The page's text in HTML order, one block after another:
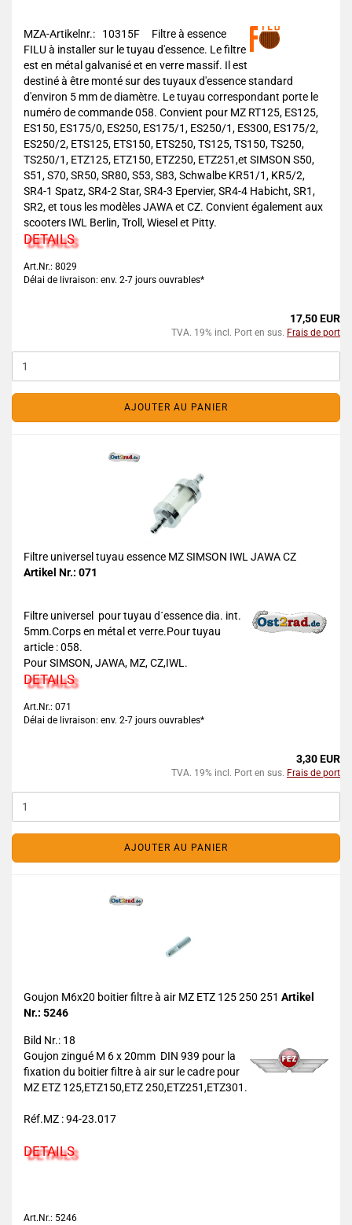
MZA-Artikelnr.: 10315F
Filtre à essence
FILU à installer sur le tuyau d'essence. Le filtre
est en métal galvanisé et en verre massif. Il est
destiné à être monté sur des tuyaux d'essence standard
d'environ 5 mm de diamètre. Le tuyau correspondant porte le
numéro de commande 058. Convient pour MZ RT125, ES125,
ES150, ES175/0, ES250, ES175/1, ES250/1, ES300, ES175/2,
ES250/2, ETS125, ETS150, ETS250, TS125, TS150, TS250,
TS250/1, ETZ125, ETZ150, ETZ250, ETZ251,et SIMSON S50,
S51, S70, SR50, SR80, S53, S83, Schwalbe KR51/1, KR5/2,
SR4-1 Spatz, SR4-2 Star, SR4-3 Epervier, SR4-4 Habicht, SR1,
SR2, et tous les modèles JAWA et CZ. Convient également aux
scooters IWL Berlin, Troll, Wiesel et Pitty.
DETAILS
Art.Nr.: 8029
Délai de livraison: env. 2-7 jours ouvrables*
17,50 EUR
TVA. 19% incl. Port en sus. Frais de port
AJOUTER AU PANIER
Filtre universel tuyau essence MZ SIMSON IWL JAWA CZ
Artikel Nr.: 071
Filtre universel pour tuyau d´essence dia. int.
5mm.Corps en métal et verre.Pour tuyau
article : 058.
Pour SIMSON, JAWA, MZ, CZ,IWL.
DETAILS
Art.Nr.: 071
Délai de livraison: env. 2-7 jours ouvrables*
3,30 EUR
TVA. 19% incl. Port en sus. Frais de port
AJOUTER AU PANIER
Goujon M6x20 boitier filtre à air MZ ETZ 125 250 251 Artikel
Nr.: 5246
Bild Nr.: 18
Goujon zingué M 6 x 20mm DIN 939 pour la
fixation du boitier filtre à air sur le cadre pour
MZ ETZ 125,ETZ150,ETZ 250,ETZ251,ETZ301.
Réf.MZ : 94-23.017
DETAILS
Art.Nr.: 5246